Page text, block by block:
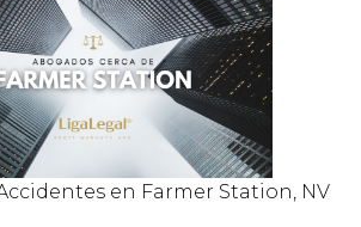
en Farmer Station, NV